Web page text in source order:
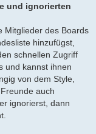
und ignorierten
Mitglieder des Boards
hinzufügst,
schnellen Zugriff
und kannst ihnen
von dem Style,
auch
ignorierst, dann